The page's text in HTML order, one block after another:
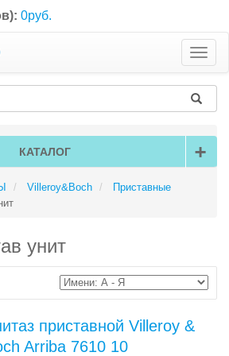
0руб.
Toggle
КАТАЛОГ +
Villeroy&Boch
Приставные
унит
приставной Villeroy &
Arriba 7610 10